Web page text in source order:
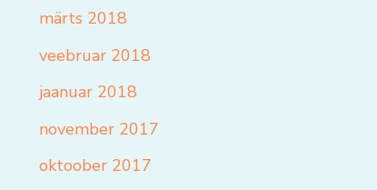
märts 2018
veebruar 2018
jaanuar 2018
november 2017
oktoober 2017